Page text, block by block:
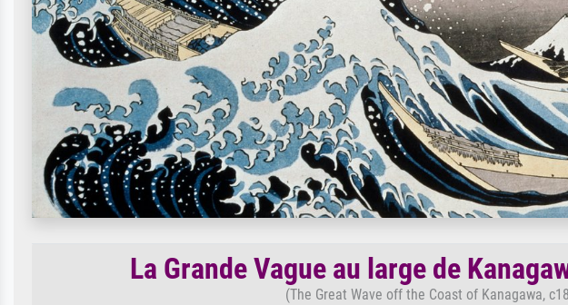
La Grande Vague au large de
(The Great Wave off the Coast of Kanagawa,